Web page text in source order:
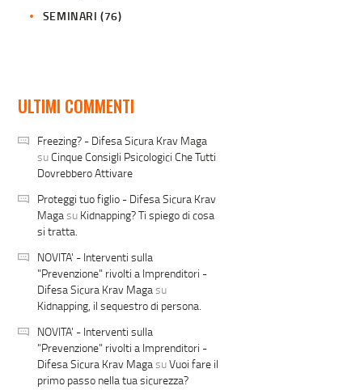
SEMINARI (76)
ULTIMI COMMENTI
Freezing? - Difesa Sicura Krav Maga
su Cinque Consigli Psicologici Che Tutti
Dovrebbero Attivare
Proteggi tuo figlio - Difesa Sicura Krav
Magasu Kidnapping? Ti spiego di cosa
si tratta.
NOVITA' - Interventi sulla
"Prevenzione" rivolti a Imprenditori -
Difesa Sicura Krav Magasu
Kidnapping, il sequestro di persona.
NOVITA' - Interventi sulla
"Prevenzione" rivolti a Imprenditori -
Difesa Sicura Krav Maga suVuoi fare il
primo passo nella tua sicurezza?